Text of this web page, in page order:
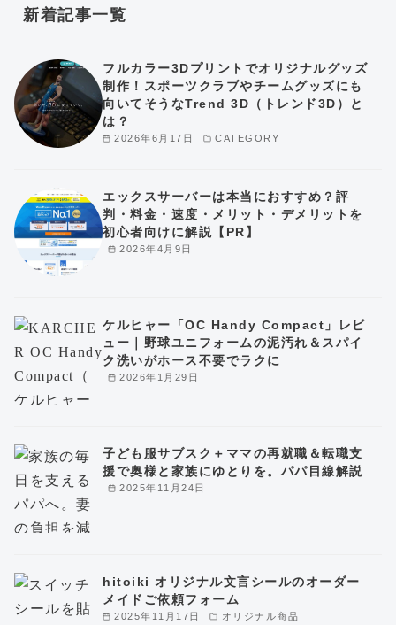
新着記事一覧
2026年6月17日 CATEGORY
フルカラー3Dプリントでオリジナルグッズ
制作！スポーツクラブやチームグッズにも
向いてそうなTrend 3D（トレンド3D）と
は？
2026年4月9日
エックスサーバーは本当におすすめ？評
判・料金・速度・メリット・デメリットを
初心者向けに解説【PR】
2026年1月29日
ケルヒャー「OC Handy Compact」レビ
ュー｜野球ユニフォームの泥汚れ＆スパイ
ク洗いがホース不要でラクに
2025年11月24日
子ども服サブスク＋ママの再就職＆転職支
援で奥様と家族にゆとりを。パパ目線解説
2025年11月17日 オリジナル商品
hitoiki オリジナル文言シールのオーダー
メイドご依頼フォーム